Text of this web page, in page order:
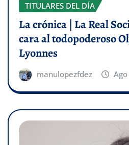
TITULARES DEL DÍA
La crónica | La Real
cara al todopoderoso
Lyonnes
manulopezfdez